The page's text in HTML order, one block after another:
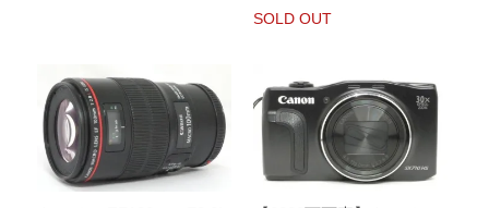
SOLD OUT